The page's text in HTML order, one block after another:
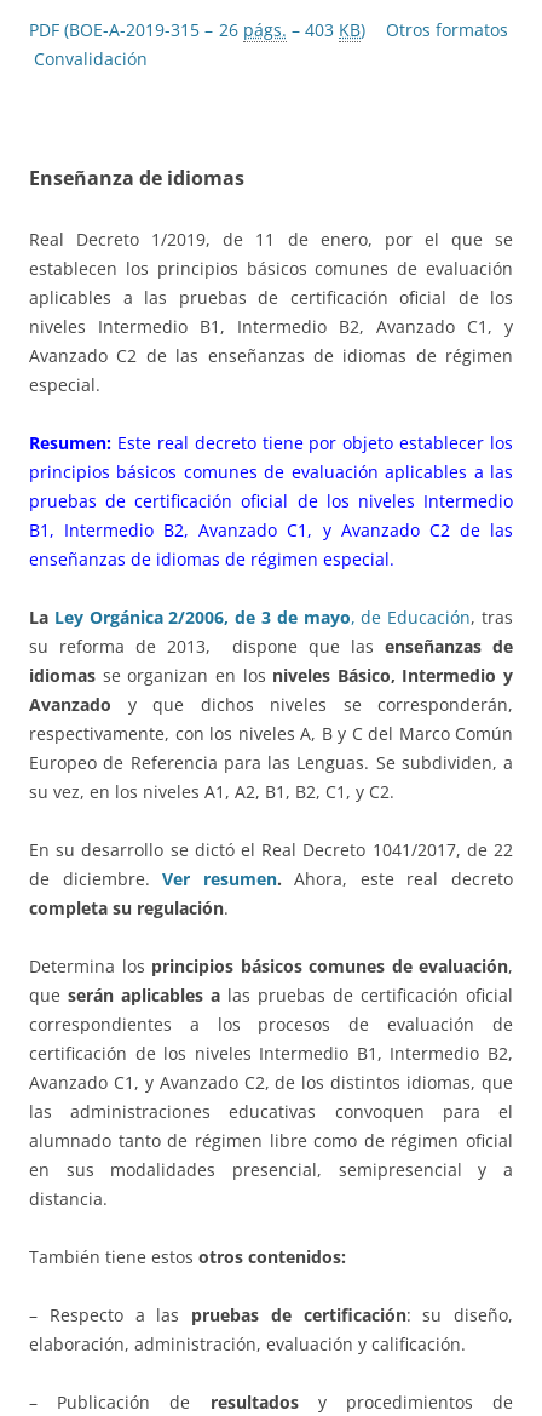
PDF (BOE-A-2019-315 – 26 págs. – 403 KB)
Otros formatos
Convalidación
Enseñanza de idiomas
Real Decreto 1/2019, de 11 de enero, por el que se
establecen los principios básicos comunes de evaluación
aplicables a las pruebas de certificación oficial de los
niveles Intermedio B1, Intermedio B2, Avanzado C1, y
Avanzado C2 de las enseñanzas de idiomas de régimen
especial.
Resumen: Este real decreto tiene por objeto establecer los
principios básicos comunes de evaluación aplicables a las
pruebas de certificación oficial de los niveles Intermedio
B1, Intermedio B2, Avanzado C1, y Avanzado C2 de las
enseñanzas de idiomas de régimen especial.
La Ley Orgánica 2/2006, de 3 de mayo, de Educación, tras
su reforma de 2013, dispone que las enseñanzas de
idiomas se organizan en los niveles Básico, Intermedio y
Avanzado y que dichos niveles se corresponderán,
respectivamente, con los niveles A, B y C del Marco Común
Europeo de Referencia para las Lenguas. Se subdividen, a
su vez, en los niveles A1, A2, B1, B2, C1, y C2.
En su desarrollo se dictó el Real Decreto 1041/2017, de 22
de diciembre.Ver resumen. Ahora, este real decreto
completa su regulación.
Determina los principios básicos comunes de evaluación,
que serán aplicables a las pruebas de certificación oficial
correspondientes a los procesos de evaluación de
certificación de los niveles Intermedio B1, Intermedio B2,
Avanzado C1, y Avanzado C2, de los distintos idiomas, que
las administraciones educativas convoquen para el
alumnado tanto de régimen libre como de régimen oficial
en sus modalidades presencial, semipresencial y a
distancia.
También tiene estos otros contenidos:
– Respecto a las pruebas de certificación: su diseño,
elaboración, administración, evaluación y calificación.
– Publicación de resultadosy procedimientos de